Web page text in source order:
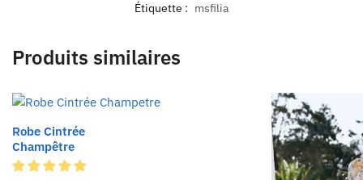
Étiquette : msfilia
Produits similaires
Robe Cintrée
Champêtre